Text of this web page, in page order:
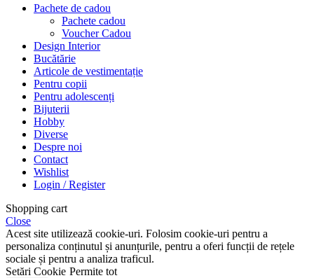
Pachete de cadou
Pachete cadou
Voucher Cadou
Design Interior
Bucătărie
Articole de vestimentație
Pentru copii
Pentru adolescenți
Bijuterii
Hobby
Diverse
Despre noi
Contact
Wishlist
Login / Register
Shopping cart
Close
Acest site utilizează cookie-uri. Folosim cookie-uri pentru a
personaliza conținutul și anunțurile, pentru a oferi funcții de rețele
sociale și pentru a analiza traficul.
Setări Cookie Permite tot